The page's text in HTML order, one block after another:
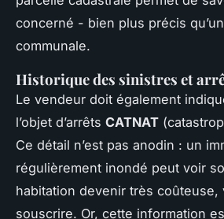
concerné - bien plus précis
communale.
Historique des sinistres et
Le vendeur doit également
l’objet d’arrêts CATNAT
Ce détail n’est pas anodin : un
régulièrement inondé peut voir
habitation devenir très coûteuse,
souscrire. Or, cette information